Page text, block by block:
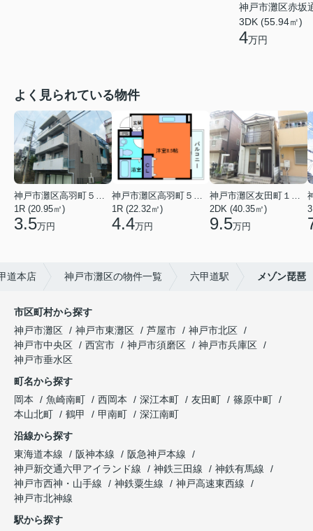
神戸市灘区赤坂
3DK (55.94㎡)
4万円
よく見られている物件
1R (20.95㎡)
3.5万円
1R (22.32㎡)
4.4万円
2DK (40.35㎡)
9.5万円
道本店 神戸市灘区の物件一覧 六甲道駅 メゾン琵琶
市区町村から探す
神戸市灘区
神戸市東灘区 芦屋市
神戸市北区
神戸市中央区
西宮市 神戸市須磨区
神戸市兵庫区
神戸市垂水区
町名から探す
岡本
魚崎南町 西岡本 深江本町 友田町
篠原中町
本山北町
鶴甲 甲南町
深江南町
沿線から探す
東海道本線
阪神本線
阪急神戸本線
神戸新交通六甲アイランド線
神鉄三田線
神鉄有馬線
神戸市西神・山手線
神鉄粟生線
神戸高速東西線
神戸市北神線
駅から探す